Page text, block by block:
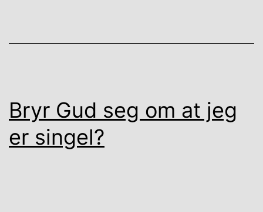
Bryr Gud seg om at jeg
er singel?